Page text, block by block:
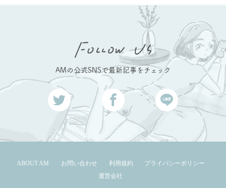
AMの公式SNSで最新記事をチェック
ABOUT AM お問い合わせ 利用規約
プライバシーポリシー
運営会社